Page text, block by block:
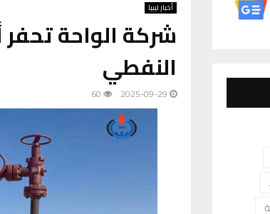
أخبار ليبيا
شركة الواحة
النفطي
2025-09-29
60